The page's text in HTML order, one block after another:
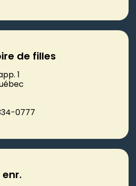
de filles
1
0777